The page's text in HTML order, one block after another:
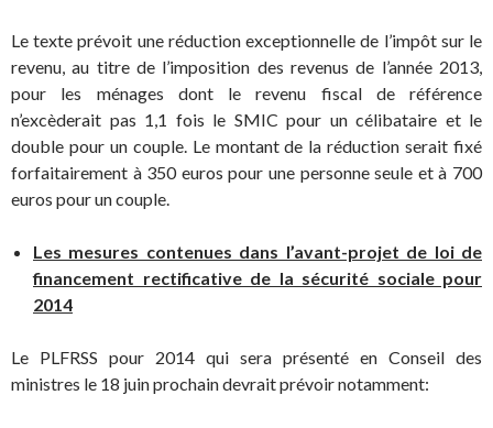
Le texte prévoit une réduction exceptionnelle de l’impôt sur le
revenu, au titre de l’imposition des revenus de l’année 2013,
pour les ménages dont le revenu fiscal de référence
n’excèderait pas 1,1 fois le SMIC pour un célibataire et le
double pour un couple. Le montant de la réduction serait fixé
forfaitairement à 350 euros pour une personne seule et à 700
euros pour un couple.
Les mesures contenues dans l’avant-projet de loi de
financement rectificative de la sécurité sociale pour
2014
Le PLFRSS pour 2014 qui sera présenté en Conseil des
ministres le 18 juin prochain devrait prévoir notamment: